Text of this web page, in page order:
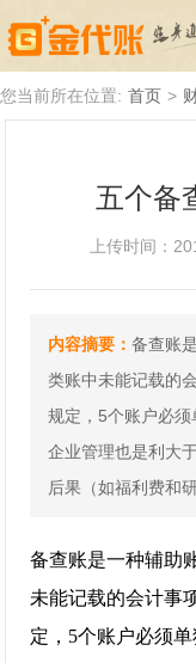
您当前所在位置: 首页 >
五个备
上传时间：
内容摘要：备查账
类账中未能记载的
规定，5个账户必
企业管理也是利大
后果（如福利费和
备查账是一种辅助
未能记载的会计事
定，5个账户必须